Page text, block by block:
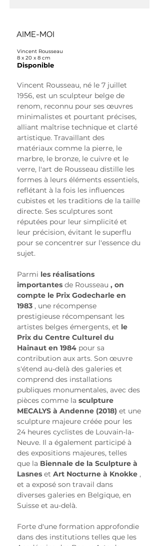
AIME-MOI
Vincent Rousseau
8 x 20 x 8 cm
Disponible
Vincent Rousseau, né le 7 juillet
1956, est un sculpteur belge de
renom, reconnu pour ses œuvres
minimalistes et pourtant précises,
alliant maîtrise technique et clarté
artistique. Travaillant des
matériaux comme la pierre, le
marbre, le bronze, le cuivre et le
verre, l'art de Rousseau distille les
formes à leurs éléments essentiels,
reflétant à la fois les influences
cubistes et les traditions de la taille
directe. Ses sculptures sont
réputées pour leur simplicité et
leur précision, évitant le superflu
pour se concentrer sur l'essence du
sujet.
Parmi les réalisations
importantes de Rousseau , on
compte le Prix Godecharle en
1983 , une récompense
prestigieuse récompensant les
artistes belges émergents, et le
Prix du Centre Culturel du
Hainaut en 1984 pour sa
contribution aux arts. Son œuvre
s'étend au-delà des galeries et
comprend des installations
publiques monumentales, avec des
pièces comme la sculpture
MECALYS à Andenne (2018) et une
sculpture majeure créée pour les
24 heures cyclistes de Louvain-la-
Neuve. Il a également participé à
des expositions majeures, telles
que la Biennale de la Sculpture à
Lasnes et Art Nocturne à Knokke ,
et a exposé son travail dans
diverses galeries en Belgique, en
Suisse et au-delà.
Forte d'une formation approfondie
dans des institutions telles que les